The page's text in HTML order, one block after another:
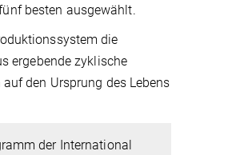
besten ausgewählt.
die
ergebende zyklische
den Ursprung des Lebens
der International